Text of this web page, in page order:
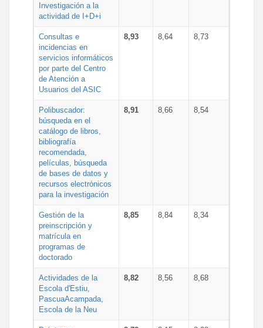
Investigación a la
actividad de I+D+i
Consultas e
incidencias en
servicios informáticos
por parte del Centro
de Atención a
Usuarios del ASIC
8,93 8,64 8,73
Polibuscador:
búsqueda en el
catálogo de libros,
bibliografía
recomendada,
películas, búsqueda
de bases de datos y
recursos electrónicos
para la investigación
8,91 8,66 8,54
Gestión de la
preinscripción y
matrícula en
programas de
doctorado
8,85 8,84 8,34
Actividades de la
Escola d'Estiu,
PascuaAcampada,
Escola de la Neu
8,82 8,56 8,68